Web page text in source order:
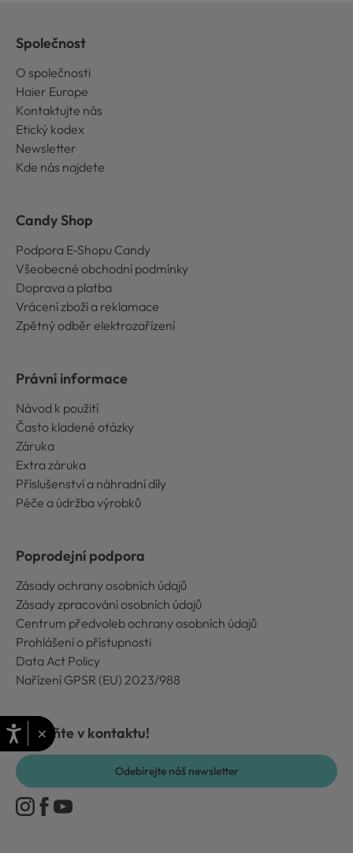
Společnost
O společnosti
Haier Europe
Kontaktujte nás
Etický kodex
Newsletter
Kde nás najdete
Candy Shop
Podpora E-Shopu Candy
Všeobecné obchodní podmínky
Doprava a platba
Vrácení zboží a reklamace
Zpětný odběr elektrozařízení
Právní informace
Návod k použití
Často kladené otázky
Záruka
Extra záruka
Příslušenství a náhradní díly
Péče a údržba výrobků
Poprodejní podpora
Zásady ochrany osobních údajů
Zásady zpracování osobních údajů
Centrum předvoleb ochrany osobních údajů
Prohlášení o přístupnosti
Data Act Policy
Nařízení GPSR (EU) 2023/988
Zůstaňte v kontaktu!
Odebírejte náš newsletter
×